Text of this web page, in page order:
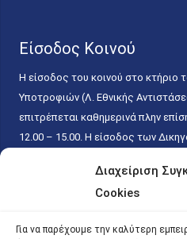
Διαχείριση
Cookies
Για να παρέχουμε την καλύτερη
Είσοδος Κοινού
Η είσοδος του κοινού στο κτήριο
Υποτροφιών (Λ. Εθνικής
επιτρέπεται καθημερινά πλην
12.00 – 15.00. Η είσοδος των
κάθε εργάσιμη ημέρα και ώρα
περιορισμό. Η είσοδος του κοινού
15.00. Η εξυπηρέτηση του κοινού